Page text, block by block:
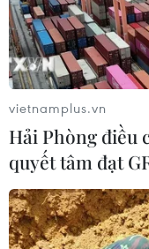
CƠ QUAN CHỦ QUẢN:
Tổng Biên tập:
vietnamplus.vn
Hải Phòng điều
quyết tâm đạt